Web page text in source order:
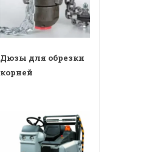
Дюзы для обрезки
корней